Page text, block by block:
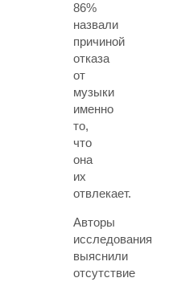
86%
назвали
причиной
отказа
от
музыки
именно
то,
что
она
их
отвлекает.
Авторы
исследования
выяснили
отсутствие